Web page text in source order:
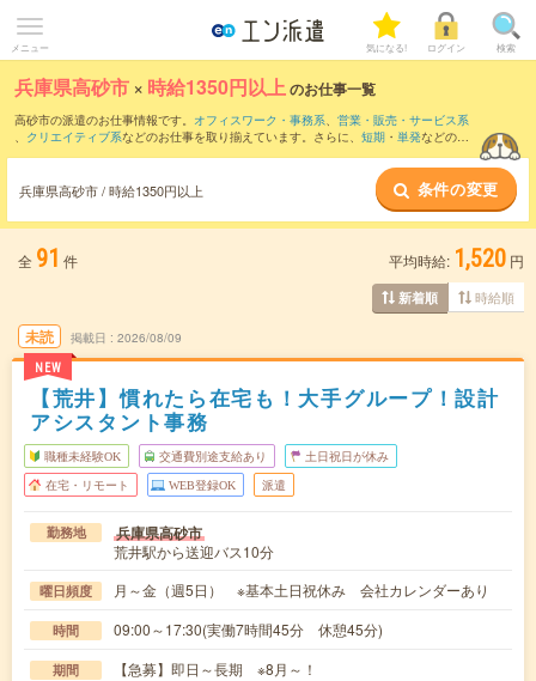
メニュー 気になる! ログイン 検索
兵庫県高砂市 × 時給1350円以上のお仕事一覧
高砂市の派遣のお仕事情報です。 オフィスワーク・事務系、 営業・販売・サービス系
、 クリエイティブ系などのお仕事を取り揃えています。さらに、 短期 ・ 単発などの期
兵庫県高砂市 / 時給1350円以上 条件の変更
全 91 件 平均時給: 1,520 円
新着順 時給順
未読
NEW
掲載日 2026/08/09
【荒井】慣れたら在宅も！大手グループ！設計
アシスタント事務
職種未経験OK 交通費別途支給あり 土日祝日が休み
在宅・リモート WEB登録OK 派遣
勤務地 兵庫県高砂市
荒井駅から送迎バス10分
曜日頻度 月～金（週5日） ※基本土日祝休み 会社カレンダーあり
時間 09:00～17:30(実働7時間45分 休憩45分)
期間 【急募】即日～長期 ※8月～！